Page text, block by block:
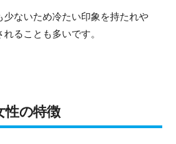
少ないため冷たい印象を持たれや
ることも多いです。
性の特徴